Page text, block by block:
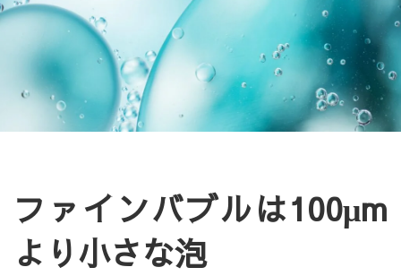
ファインバブルは100μm
より小さな泡